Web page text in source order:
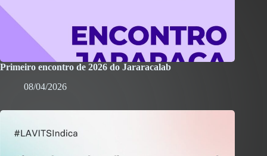
Primeiro encontro de 2026 do Jararacalab
08/04/2026